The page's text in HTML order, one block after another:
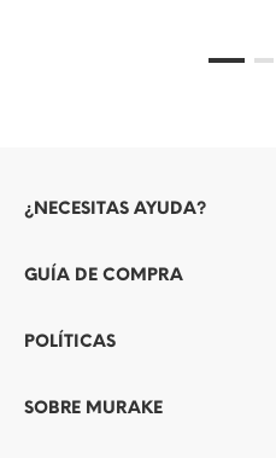
¿NECESITAS AYUDA?
GUÍA DE COMPRA
POLÍTICAS
SOBRE MURAKE